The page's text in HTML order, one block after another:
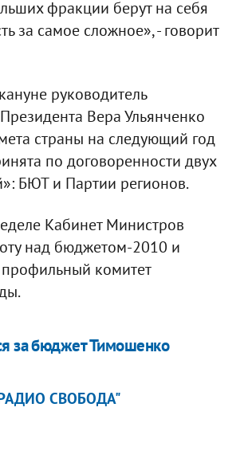
фракции берут на себя
за самое сложное», - говорит
руководитель
Вера Ульянченко
страны на следующий год
по договоренности двух
БЮТ и Партии регионов.
Кабинет Министров
над бюджетом-2010 и
комитет
за бюджет Тимошенко
СВОБОДА"